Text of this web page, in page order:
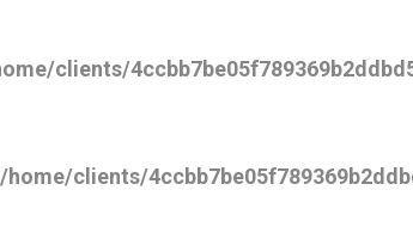
clients/
/home/clients/